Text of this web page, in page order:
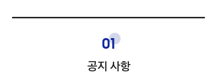
01
공지 사항